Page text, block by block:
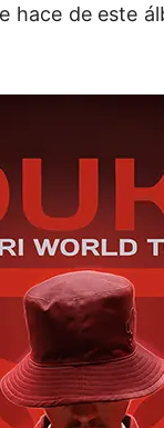
hace de este